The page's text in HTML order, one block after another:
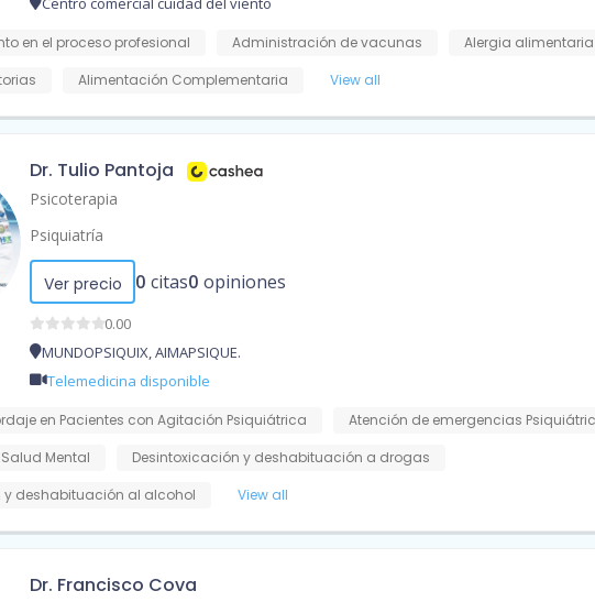
en el proceso profesional Administración de vacunas
Alergia alimentaria
Alimentación Complementaria View all
Dr. Tulio Pantoja
Psicoterapia
Psiquiatría
Ver precio 0 citas0 opiniones
0.00
MUNDOPSIQUIX, AIMAPSIQUE.
Telemedicina disponible
en Pacientes con Agitación Psiquiátrica
Atención de emergencias
Mental
Desintoxicación y deshabituación a drogas
y deshabituación al alcohol
View all
Dr. Francisco Cova